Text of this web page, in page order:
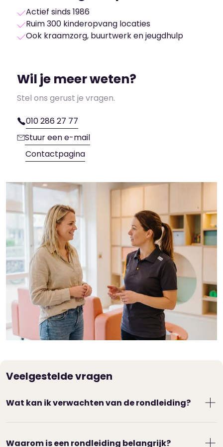
Actief sinds 1986
Ruim 300 kinderopvang locaties
Ook kraamzorg, buurtwerk en jeugdhulp
Wil je meer weten?
Stel ons gerust je vragen.
010 286 27 77
Stuur een e-mail
Contactpagina
Veelgestelde vragen
Wat kan ik verwachten van de rondleiding?
groepen te zien waar je kind gaat spelen. Ook
Waarom is een rondleiding belangrijk?